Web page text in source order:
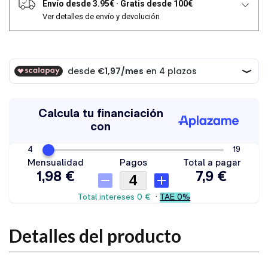
Envío desde 3.95€ · Gratis desde 100€
Ver detalles de envío y devolución
Detalles del producto